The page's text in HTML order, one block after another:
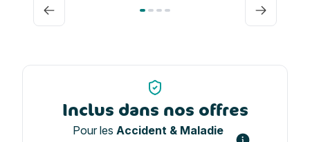
Précédent Suivant
Inclus dans nos offres
Pour les Accident & Maladie